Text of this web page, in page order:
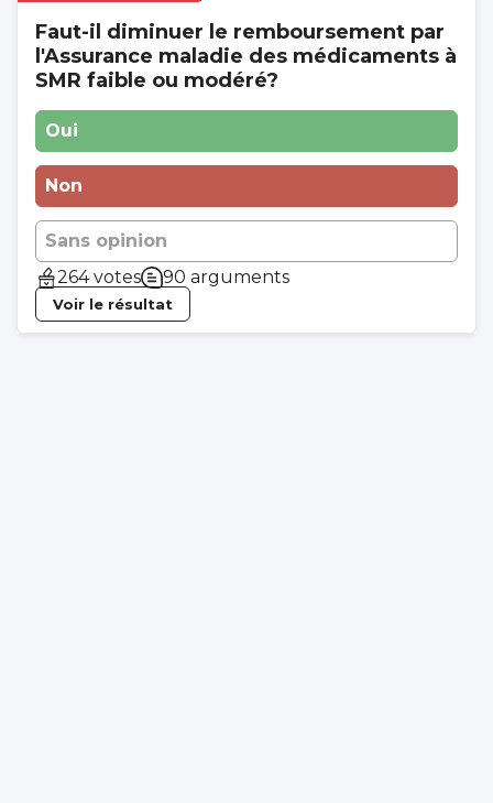
Faut-il diminuer le remboursement par
l'Assurance maladie des médicaments à
SMR faible ou modéré?
Oui
Non
Sans opinion
264 votes
90 arguments
Voir le résultat